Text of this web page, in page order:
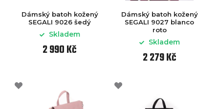
Dámský batoh kožený
SEGALI 9026 šedý
Skladem
2 990 Kč
Dámský batoh kožený
SEGALI 9027 blanco
roto
Skladem
2 279 Kč